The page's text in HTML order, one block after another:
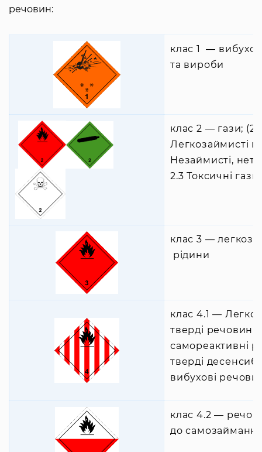
речовин:
клас 1 ―
та вироби
клас 2 ― гази; (2.1
Легкозаймисті
Незаймисті,
2.3 Токсичні гази)
клас 3 ―
рідини
клас 4.1 ―
тверді речовини,
самореактивні
тверді
вибухові
клас 4.2 ―
до